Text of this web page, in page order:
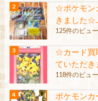
☆ポケモン
きました
125件のビュー
☆カード買
ていただき
118件のビュー
ポケモン